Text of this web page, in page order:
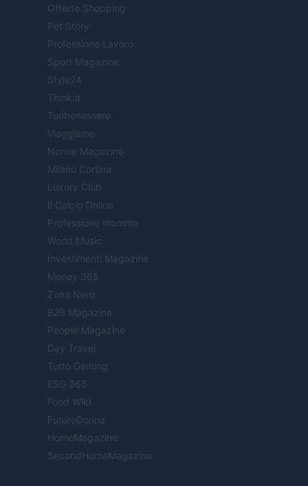
Offerte Shopping
Pet Story
Professione Lavoro
Sport Magazine
Style24
Think.it
Tuobenessere
Viaggiamo
Nonne Magazine
Milano Cortina
Luxury Club
Il Calcio Online
Professione mamma
World Music
Investimenti Magazine
Money 365
Zona Nerd
B2B Magazine
People Magazine
Day Travel
Tutto Gaming
ESG 365
Food Wiki
FuturoDonna
HomeMagazine
SecondHomeMagazine